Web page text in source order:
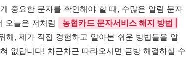
중요한 문자를 확인해야 할 때, 수많은 알림 문자
오늘은 저처럼
농협카드 문자서비스 해지 방법 |
해, 제가 직접 경험하고 알아본 쉬운 방법들을 알
없답니다! 차근차근 따라오시면 금방 해결하실 수